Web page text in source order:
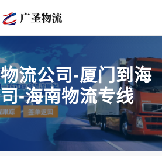
流公司-厦门到海
-海南物流专线